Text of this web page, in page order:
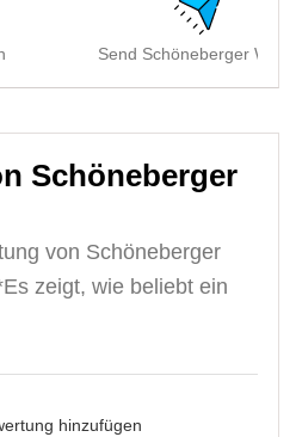
Send Schöneberger
Schöneberger
von Schöneberger
zeigt, wie beliebt ein
hinzufügen